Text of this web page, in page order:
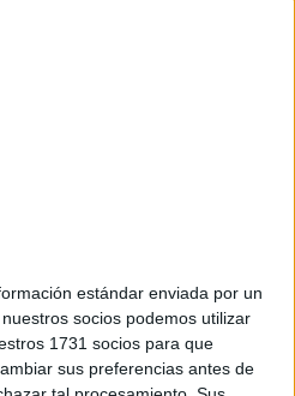
estándar enviada por un
socios podemos utilizar
1731 socios para que
sus preferencias antes de